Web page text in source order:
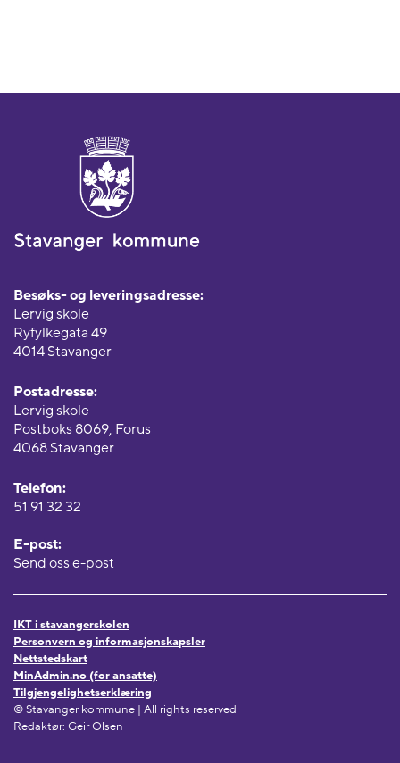
Besøks- og leveringsadresse:
Lervig skole
Ryfylkegata 49
4014 Stavanger
Postadresse:
Lervig skole
Postboks 8069, Forus
4068 Stavanger
Telefon:
51 91 32 32
E-post:
Send oss e-post
IKT i stavangerskolen
Personvern og informasjonskapsler
Nettstedskart
MinAdmin.no (for ansatte)
Tilgjengelighetserklæring
© Stavanger kommune | All rights reserved
Redaktør: Geir Olsen